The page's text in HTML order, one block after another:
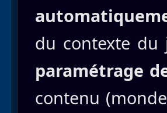
du contexte du
paramétrage
contenu